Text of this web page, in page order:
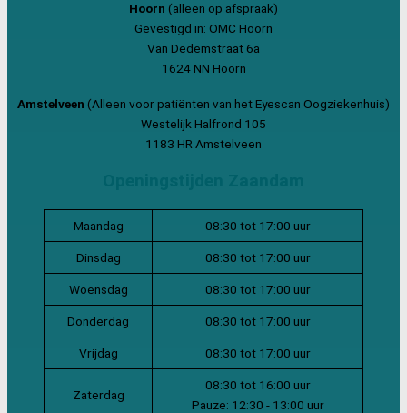
Hoorn (alleen op afspraak)
Gevestigd in: OMC Hoorn
Van Dedemstraat 6a
1624 NN Hoorn
Amstelveen (Alleen voor patiënten van het Eyescan Oogziekenhuis)
Westelijk Halfrond 105
1183 HR Amstelveen
Maandag 08:30 tot 17:00 uur
Dinsdag 08:30 tot 17:00 uur
Woensdag 08:30 tot 17:00 uur
Donderdag 08:30 tot 17:00 uur
Vrijdag 08:30 tot 17:00 uur
Zaterdag
08:30 tot 16:00 uur
Pauze: 12:30 - 13:00 uur